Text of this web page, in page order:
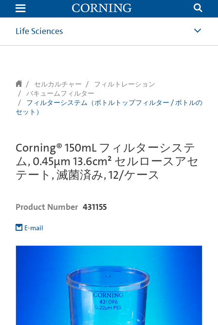
text.skipToContent
text.skipToNavigation
Life Sciences
セルカルチャー
フィルトレーション
バキュームフィルター
フィルターシステム（ボトルトップフィルター / ボトルの
セット）
Corning® 150mL フィルターシステ
ム, 0.45µm 13.6cm² セルロースアセ
テート, 滅菌済み, 12/ケース
Product Number 431155
E-mail